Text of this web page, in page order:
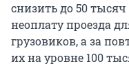
снизить до 50
неоплату проезда
грузовиков, а за
их на уровне 100